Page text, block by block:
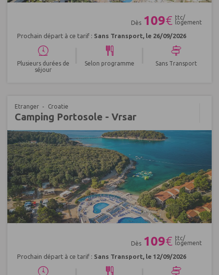
Dès 109€ ttc/
logement
Prochain départ à ce tarif : Sans Transport, le 26/09/2026
Plusieurs durées de
séjour
Selon programme Sans Transport
Etranger Croatie
Camping Portosole - Vrsar
Dès 109€ ttc/
logement
Prochain départ à ce tarif : Sans Transport, le 12/09/2026